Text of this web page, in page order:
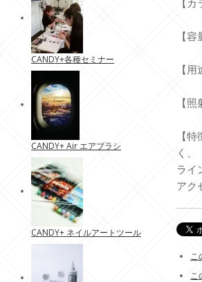
【
【
【
【
【
く、
ライ
アク
こ
こ
CANDY+各種セミナー
CANDY+ Air エアブラシ
CANDY+ ネイルアートツール